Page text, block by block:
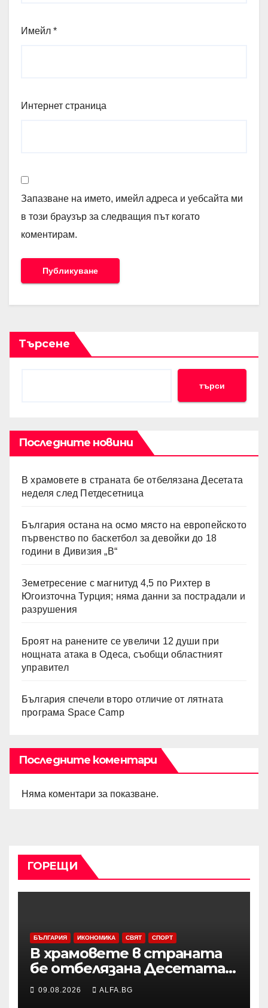
Имейл *
Интернет страница
Запазване на името, имейл адреса и уебсайта ми
в този браузър за следващия път когато
коментирам.
Търсене
търси
Последните новини
В храмовете в страната бе отбелязана Десетата
неделя след Петдесетница
България остана на осмо място на европейското
първенство по баскетбол за девойки до 18
години в Дивизия „В“
Земетресение с магнитуд 4,5 по Рихтер в
Югоизточна Турция; няма данни за пострадали и
разрушения
Броят на ранените се увеличи 12 души при
нощната атака в Одеса, съобщи областният
управител
България спечели второ отличие от лятната
програма Space Camp
Последните коментари
Няма коментари за показване.
ГОРЕЩИ
БЪЛГАРИЯ ИКОНОМИКА СВЯТ СПОРТ
В храмовете в страната
бе отбелязана Десетата
неделя след
Петдесетница
09.08.2026 ALFA.BG